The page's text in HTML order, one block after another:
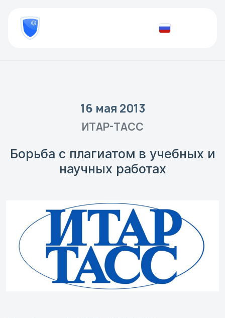
800
777-
81-Проверить
16 мая 2013
ИТАР-ТАСС
Борьба с плагиатом в учебных и
научных работах